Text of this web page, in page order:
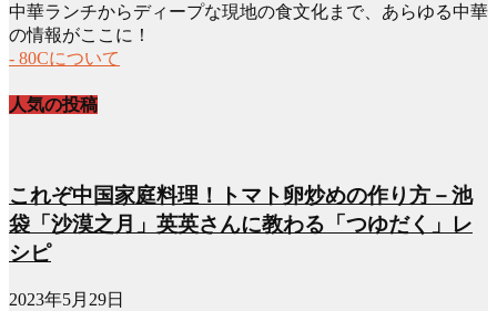
中華ランチからディープな現地の食文化まで、あらゆる中華
の情報がここに！
- 80Cについて
人気の投稿
これぞ中国家庭料理！トマト卵炒めの作り方－池
袋「沙漠之月」英英さんに教わる「つゆだく」レ
シピ
2023年5月29日